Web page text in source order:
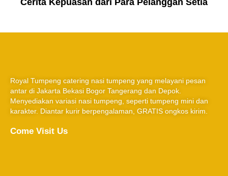
Royal Tumpeng catering nasi tumpeng yang melayani pesan
antar di Jakarta Bekasi Bogor Tangerang dan Depok.
Menyediakan variasi nasi tumpeng, seperti tumpeng mini dan
karakter. Diantar kurir berpengalaman, GRATIS ongkos kirim.
Come Visit Us